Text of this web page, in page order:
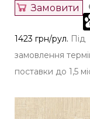
Замовити
1423 грн/рул. Під
замовлення
поставки до 1,5